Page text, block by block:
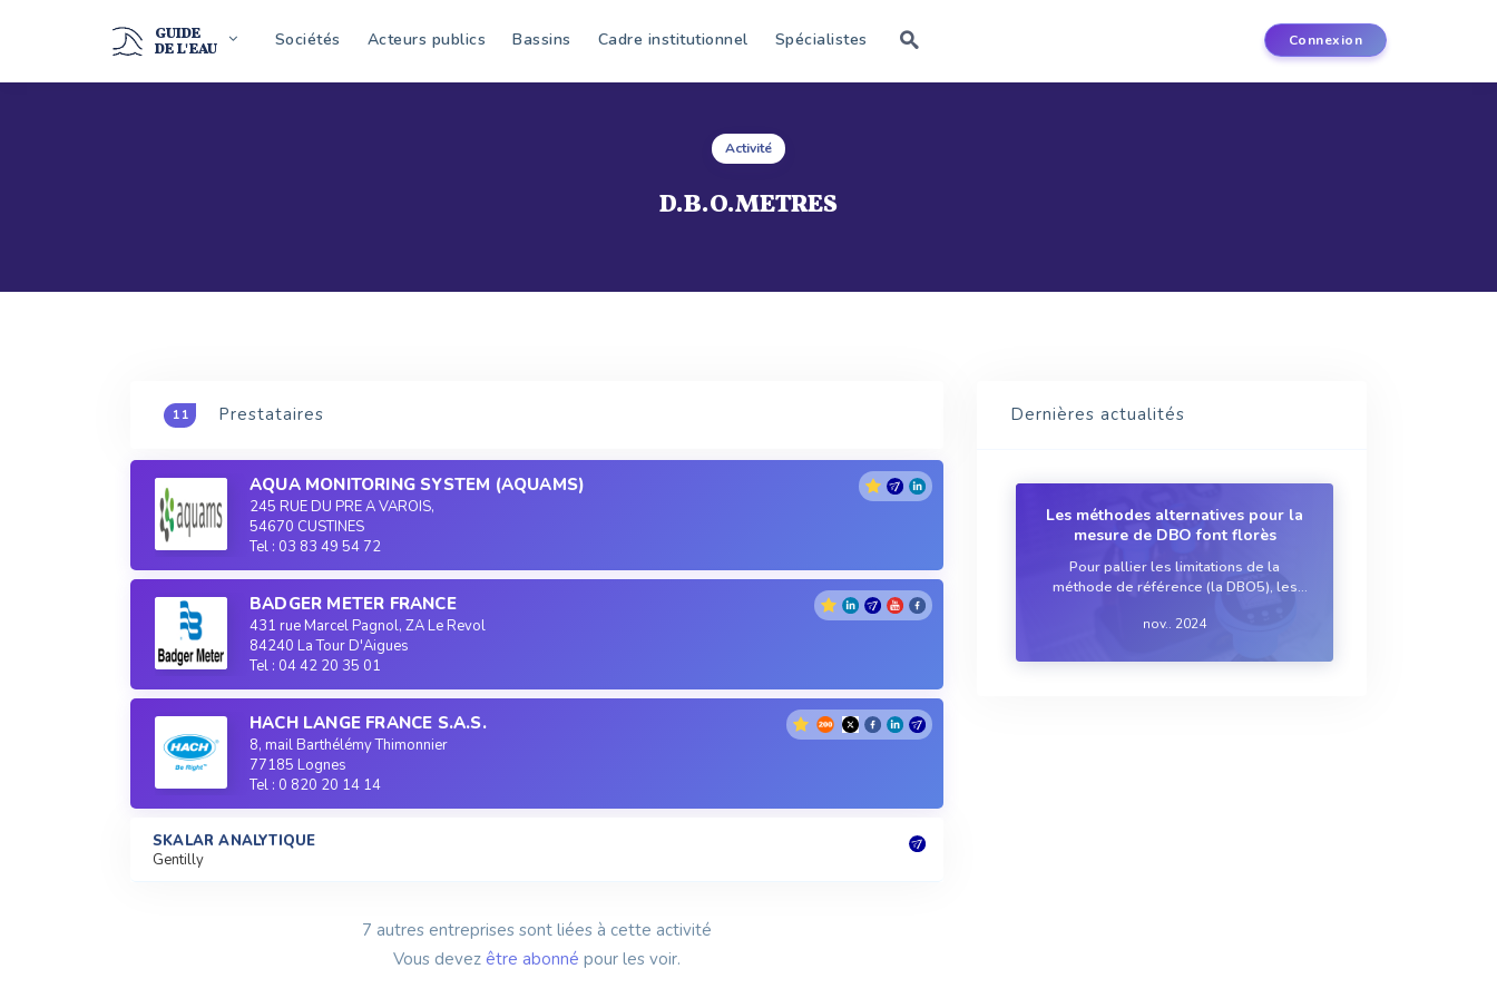
GUIDE
DE L'EAU Sociétés Acteurs publics Bassins Cadre institutionnel Spécialistes Connexion
Activité
D.B.O.METRES
11 Prestataires
AQUA MONITORING SYSTEM (AQUAMS)
245 RUE DU PRE A VAROIS,
54670 CUSTINES
Tel : 03 83 49 54 72
BADGER METER FRANCE
431 rue Marcel Pagnol, ZA Le Revol
84240 La Tour D'Aigues
Tel : 04 42 20 35 01
HACH LANGE FRANCE S.A.S.
8, mail Barthélémy Thimonnier
77185 Lognes
Tel : 0 820 20 14 14
SKALAR ANALYTIQUE
Gentilly
7 autres entreprises sont liées à cette activité
Vous devez être abonné pour les voir.
Dernières actualités
Les méthodes alternatives pour la
mesure de DBO font florès
Pour pallier les limitations de la
méthode de référence (la DBO5), les
méthodes alternatives pour la mesure
(DBO), telles que les biocapteurs, la
nov.. 2024